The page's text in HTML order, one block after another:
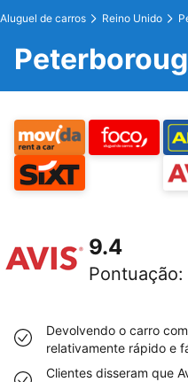
Aluguel de carros Reino Unido
9.4
Pontuação:
Devolvendo o carro
relativamente rápido e
Clientes disseram que